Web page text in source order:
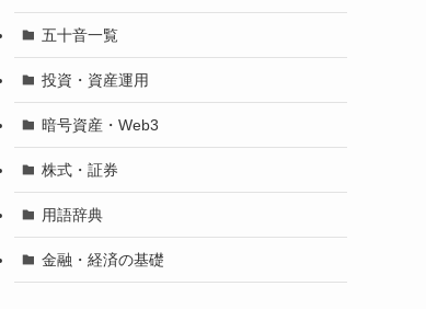
五十音一覧
投資・資産運用
暗号資産・Web3
株式・証券
用語辞典
金融・経済の基礎